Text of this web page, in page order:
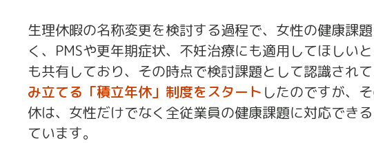
生理休暇の名称変更を検討する過程で、女性の健康課
く、PMSや更年期症状、不妊治療にも適用してほしい
も共有しており、その時点で検討課題として認識されて
み立てる「積立年休」制度をスタート したのですが、
休は、女性だけでなく全従業員の健康課題に対応でき
ています。